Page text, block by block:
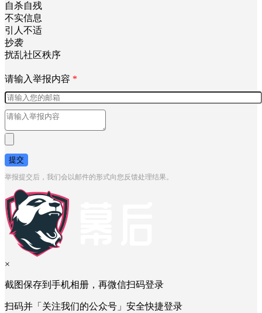
自杀自残
不实信息
引人不适
抄袭
扰乱社区秩序
请输入举报内容 *
提交
举报提交后，我们会以邮件的形式向您反馈处理结果。
×
截图保存到手机相册，再微信扫码登录
扫码并「关注我们的公众号」安全快捷登录